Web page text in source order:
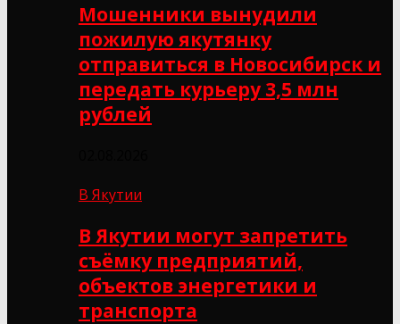
Мошенники вынудили
пожилую якутянку
отправиться в Новосибирск и
передать курьеру 3,5 млн
рублей
В Якутии
В Якутии могут запретить
съёмку предприятий,
объектов энергетики и
транспорта